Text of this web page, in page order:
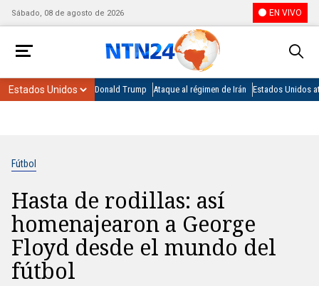
Sábado, 08 de agosto de 2026 EN VIVO
Donald Trump Ataque al régimen de Irán Estados Unidos
Fútbol
Hasta de rodillas: así
homenajearon a George
Floyd desde el mundo del
fútbol